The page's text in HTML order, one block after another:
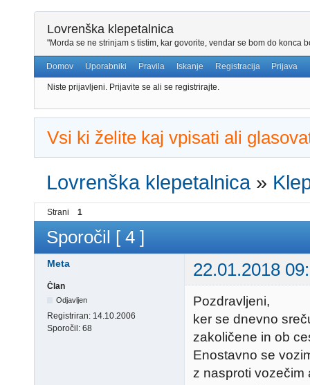
Lovrenška klepetalnica
"Morda se ne strinjam s tistim, kar govorite, vendar se bom do konca
Domov Uporabniki Pravila Iskanje Registracija Prijava
Niste prijavljeni. Prijavite se ali se registrirajte.
Vsi ki želite kaj vpisati ali
Lovrenška klepetalnica »
Strani 1
Sporočil [ 4 ]
Meta 22.01.2018
Član
Odjavljen
Registriran: 14.10.2006
Sporočil: 68
Pozdravljeni,
ker se dnevno
zakoličene in ob
Enostavno se
z nasproti vozečim